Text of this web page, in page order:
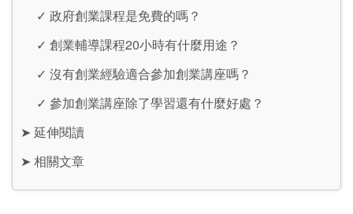
✓ 政府創業課程是免費的嗎？
✓ 創業輔導課程20小時有什麼用途？
✓ 沒有創業經驗適合參加創業講座嗎？
✓ 參加創業講座除了學習還有什麼好處？
➤ 延伸閱讀
➤ 相關文章